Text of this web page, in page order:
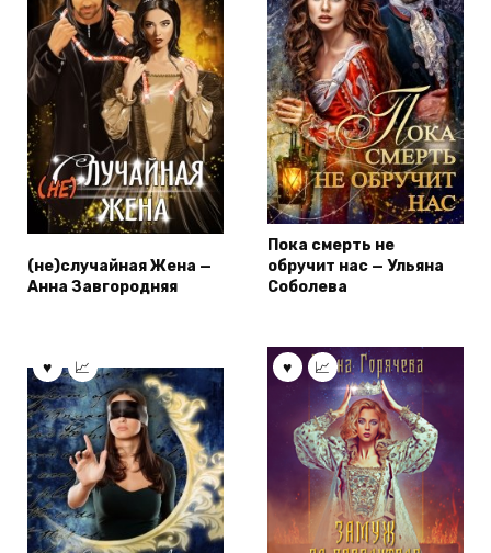
(не)случайная Жена —
Анна Завгородняя
Пока смерть не
обручит нас — Ульяна
Соболева